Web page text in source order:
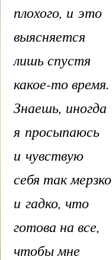
плохого, и это
выясняется
лишь спустя
какое-то время.
Знаешь, иногда
я просыпаюсь
и чувствую
себя так мерзко
и гадко, что
готова на все,
чтобы мне